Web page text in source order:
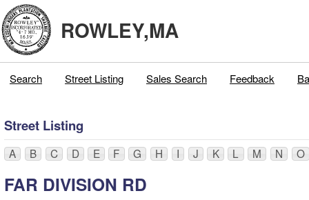
ROWLEY,MA
Search Street Listing Sales Search Feedback
Street Listing
A B C D E F G H I J K L M N O
FAR DIVISION RD